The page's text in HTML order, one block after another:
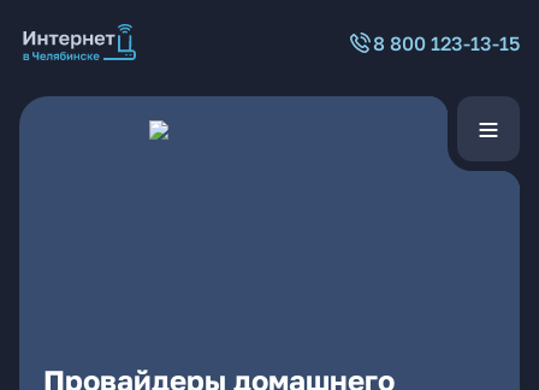
8 800 123-13-15
Провайдеры домашнего